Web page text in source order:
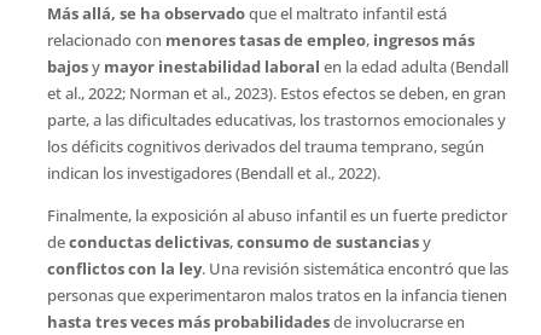
Más allá, se ha observadoque el maltrato infantil está
relacionado con menores tasas de empleo, ingresos más
bajosy mayor inestabilidad laboral en la edad adulta (Bendall
et al., 2022; Norman et al., 2023). Estos efectos se deben, en gran
parte, a las dificultades educativas, los trastornos emocionales y
los déficits cognitivos derivados del trauma temprano, según
indican los investigadores (Bendall et al., 2022).
Finalmente, la exposición al abuso infantil es un fuerte predictor
deconductas delictivas,consumo de sustanciasy
conflictos con la ley. Una revisión sistemática encontró que las
personas que experimentaron malos tratos en la infancia tienen
hasta tres veces más probabilidadesde involucrarse en